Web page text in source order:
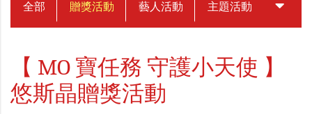
全部 贈獎活動 藝人活動 主題活動 中獎名
【 MO 寶任務 守護小天使 】
悠斯晶贈獎活動